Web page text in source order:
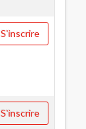
S'inscrire
S'inscrire